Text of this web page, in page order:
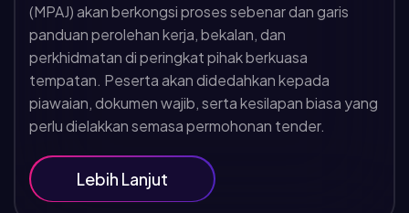
(MPAJ) akan berkongsi proses sebenar dan garis
panduan perolehan kerja, bekalan, dan
perkhidmatan di peringkat pihak berkuasa
tempatan. Peserta akan didedahkan kepada
piawaian, dokumen wajib, serta kesilapan biasa yang
perlu dielakkan semasa permohonan tender.
Lebih Lanjut